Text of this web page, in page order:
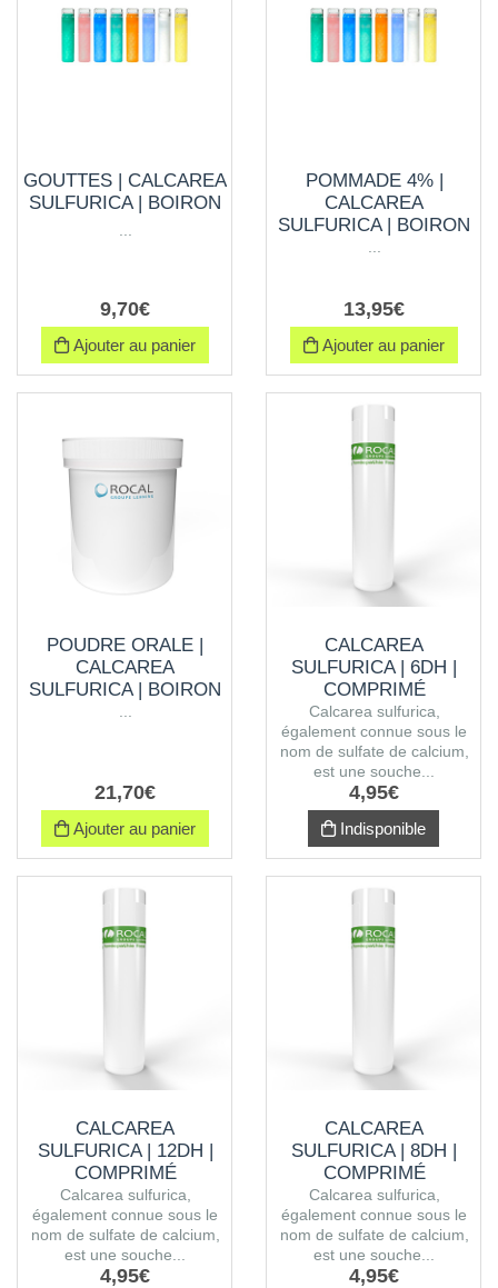
GOUTTES | CALCAREA
SULFURICA | BOIRON
9,70€
Ajouter au panier
POMMADE 4% |
CALCAREA
SULFURICA | BOIRON
13,95€
Ajouter au panier
POUDRE ORALE |
CALCAREA
SULFURICA | BOIRON
21,70€
Ajouter au panier
CALCAREA
SULFURICA | 6DH |
COMPRIMÉ
Calcarea sulfurica,
également connue sous le
nom de sulfate de calcium,
est une souche...
4,95€
Indisponible
CALCAREA
SULFURICA | 12DH |
COMPRIMÉ
Calcarea sulfurica,
également connue sous le
nom de sulfate de calcium,
est une souche...
4,95€
CALCAREA
SULFURICA | 8DH |
COMPRIMÉ
Calcarea sulfurica,
également connue sous le
nom de sulfate de calcium,
est une souche...
4,95€